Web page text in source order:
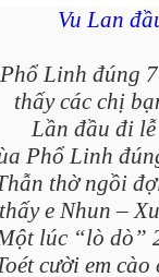
Vu Lan
Linh đúng
thấy các chị
Lần đầu đi
Phổ Linh
thờ ngồi
e Nhun –
lúc “lò dò”
cười em